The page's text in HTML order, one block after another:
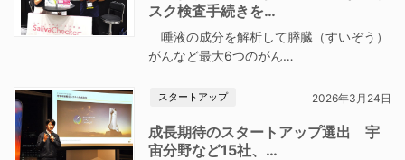
スク検査手続きを…
唾液の成分を解析して膵臓（すいぞう）
がんなど最大6つのがん…
スタートアップ 2026年3月24日
成長期待のスタートアップ選出 宇
宙分野など15社、…